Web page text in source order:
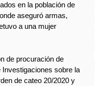
en la población de
aseguró armas,
a una mujer
de procuración de
Investigaciones sobre la
de cateo 20/2020 y